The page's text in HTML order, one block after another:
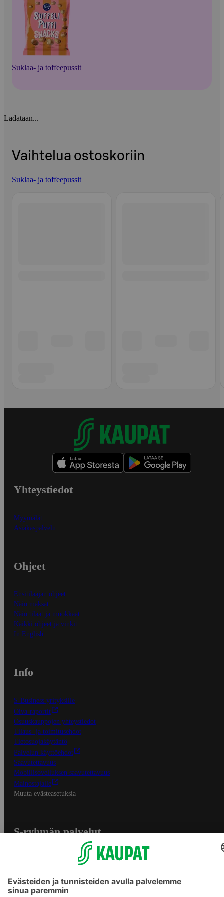
Suklaa- ja toffeepussit
Ladataan...
Vaihtelua ostoskoriin
Suklaa- ja toffeepussit
Yhteystiedot
Myymälät
Asiakaspalvelu
Ohjeet
Ensitilaajan ohjeet
Näin maksat
Näin tilaat ja muokkaat
Kaikki ohjeet ja vinkit
In English
Info
S-Business yrityksille
Oiva-raportit
Osuuskauppojen yhteystiedot
Tilaus- ja toimitusehdot
Tietosuojakäytäntö
Palvelun käyttöehdot
Saavutettavuus
Mobiilisovelluksen saavutettavuus
Mainostajalle
Muuta evästeasetuksia
S-ryhmän palvelut
Yhteishyvä Ruoka -sovellus
S-ostoslista -sovellus